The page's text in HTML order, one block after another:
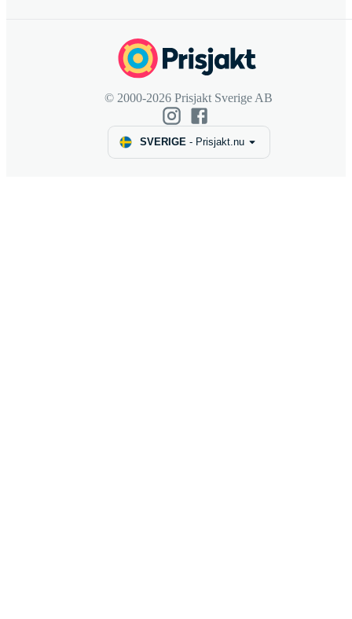
© 2000-2026 Prisjakt Sverige AB
SVERIGE- Prisjakt.nu